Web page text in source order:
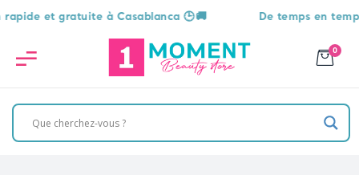
et gratuite à Casablanca 🕒🚚 De temps en temps,
0